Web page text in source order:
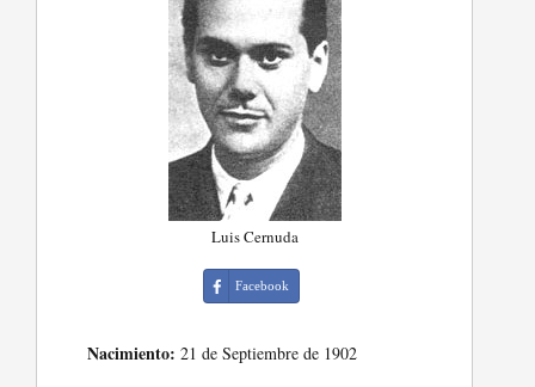
Luis Cernuda
Facebook
Nacimiento: 21 de Septiembre de 1902